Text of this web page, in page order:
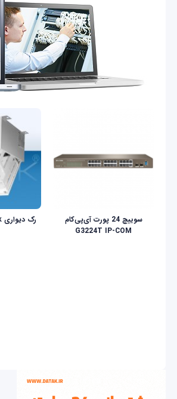
سوییچ 24 پورت آی‌پی‌کام
G3224T IP-COM